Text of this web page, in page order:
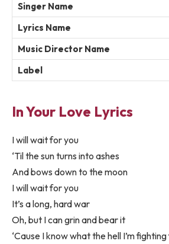
Singer Name
Lyrics Name
Music Director Name
Label
In Your Love Lyrics
I will wait for you
‘Til the sun turns into ashes
And bows down to the moon
I will wait for you
It’s a long, hard war
Oh, but I can grin and bear it
‘Cause I know what the hell I’m